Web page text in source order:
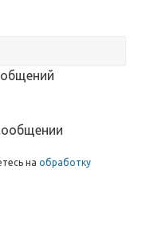
на обработку